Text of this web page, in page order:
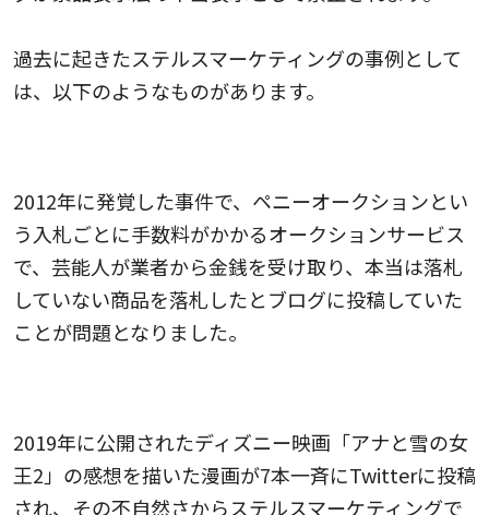
過去に起きたステルスマーケティングの事例として
は、以下のようなものがあります。
2012年に発覚した事件で、ペニーオークションとい
う入札ごとに手数料がかかるオークションサービス
で、芸能人が業者から金銭を受け取り、本当は落札
していない商品を落札したとブログに投稿していた
ことが問題となりました。
2019年に公開されたディズニー映画「アナと雪の女
王2」の感想を描いた漫画が7本一斉にTwitterに投稿
され、その不自然さからステルスマーケティングで